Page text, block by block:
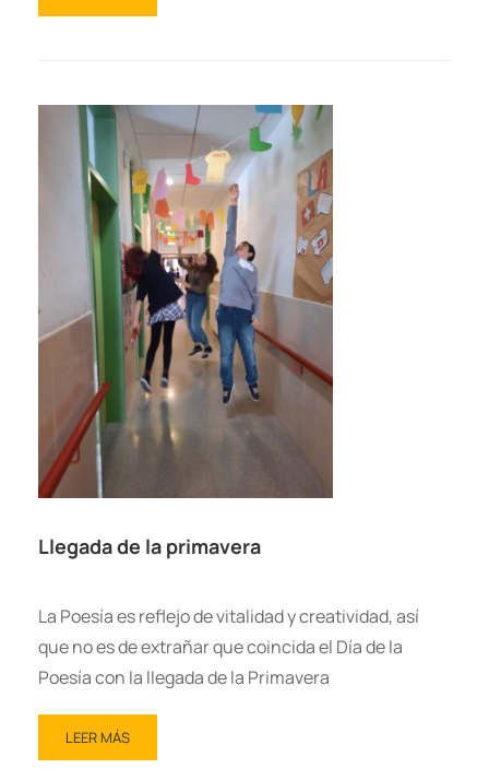
Llegada de la primavera
La Poesía es reflejo de vitalidad y creatividad, así
que no es de extrañar que coincida el Día de la
Poesía con la llegada de la Primavera
LEER MÁS